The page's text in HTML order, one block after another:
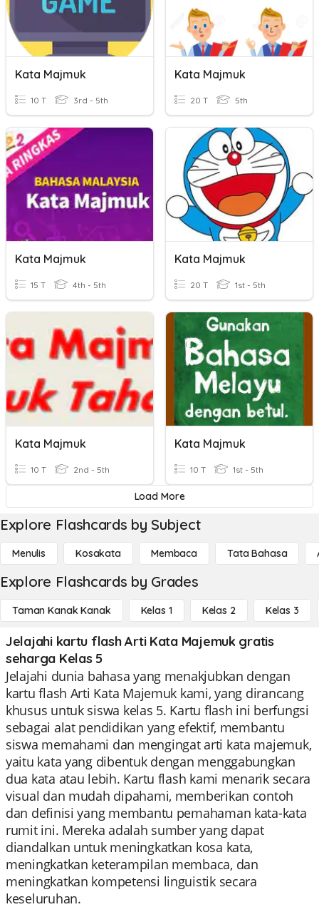
Kata Majmuk
10 T 3rd - 5th
Kata Majmuk
20 T 5th
Kata Majmuk
15 T 4th - 5th
Kata Majmuk
20 T 1st - 5th
Kata Majmuk
10 T 2nd - 5th
Kata Majmuk
10 T 1st - 5th
Load More
Explore Flashcards by Subject
Menulis Kosakata Membaca Tata Bahasa
Explore Flashcards by Grades
Taman Kanak Kanak Kelas 1 Kelas 2 Kelas 3
Jelajahi kartu flash Arti Kata Majemuk gratis
seharga Kelas 5
Jelajahi dunia bahasa yang menakjubkan dengan
kartu flash Arti Kata Majemuk kami, yang dirancang
khusus untuk siswa kelas 5. Kartu flash ini berfungsi
sebagai alat pendidikan yang efektif, membantu
siswa memahami dan mengingat arti kata majemuk,
yaitu kata yang dibentuk dengan menggabungkan
dua kata atau lebih. Kartu flash kami menarik secara
visual dan mudah dipahami, memberikan contoh
dan definisi yang membantu pemahaman kata-kata
rumit ini. Mereka adalah sumber yang dapat
diandalkan untuk meningkatkan kosa kata,
meningkatkan keterampilan membaca, dan
meningkatkan kompetensi linguistik secara
keseluruhan.